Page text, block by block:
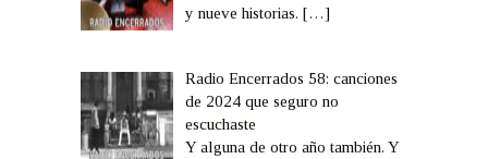
y nueve historias.[…]
Radio Encerrados 58: canciones
de 2024 que seguro no
escuchaste
Y alguna de otro año también. Y